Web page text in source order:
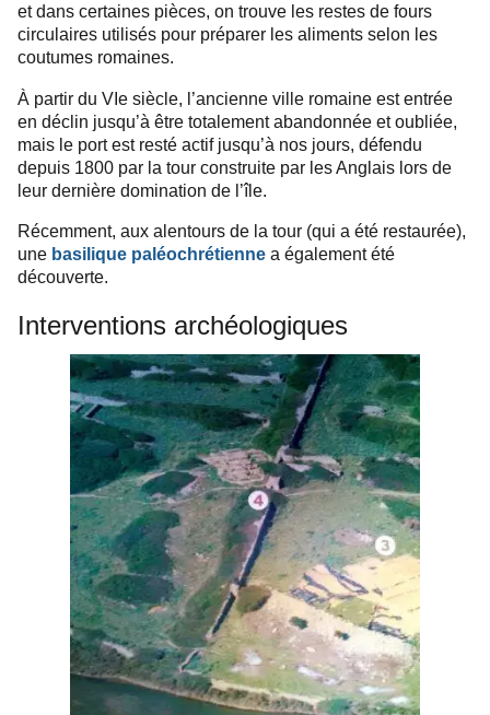
et dans certaines pièces, on trouve les restes de fours
circulaires utilisés pour préparer les aliments selon les
coutumes romaines.
À partir du VIe siècle, l’ancienne ville romaine est entrée
en déclin jusqu’à être totalement abandonnée et oubliée,
mais le port est resté actif jusqu’à nos jours, défendu
depuis 1800 par la tour construite par les Anglais lors de
leur dernière domination de l’île.
Récemment, aux alentours de la tour (qui a été restaurée),
une basilique paléochrétienne a également été
découverte.
Interventions archéologiques